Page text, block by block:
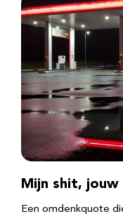
Mijn shit, jouw
Een omdenkquote